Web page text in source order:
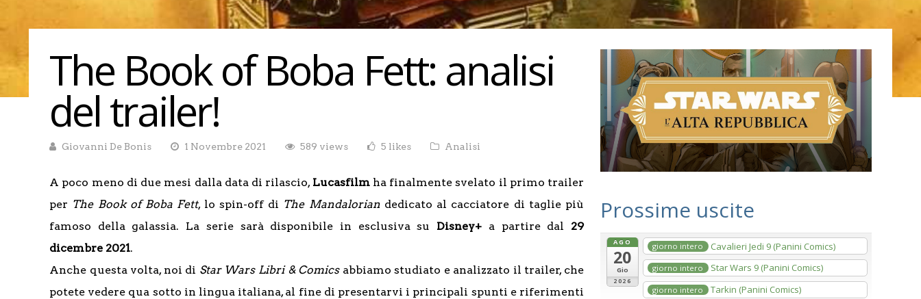
The Book of Boba Fett: analisi
del trailer!
Giovanni De Bonis 1 Novembre 2021 589 views 5 likes Analisi
A poco meno di due mesi dalla data di rilascio, Lucasfilmha finalmente svelato il primo trailer
per The Book of Boba Fett, lo spin-off di The Mandalorian dedicato al cacciatore di taglie più
famoso della galassia. La serie sarà disponibile in esclusiva su Disney+ a partire dal 29
dicembre 2021.
Anche questa volta, noi di Star Wars Libri & Comicsabbiamo studiato e analizzato il trailer, che
potete vedere qua sotto in lingua italiana, al fine di presentarvi i principali spunti e riferimenti
Prossime uscite
AGO
20
Gio
2026
giorno intero Cavalieri Jedi 9 (Panini Comics)
giorno intero Star Wars 9 (Panini Comics)
giorno intero Tarkin (Panini Comics)